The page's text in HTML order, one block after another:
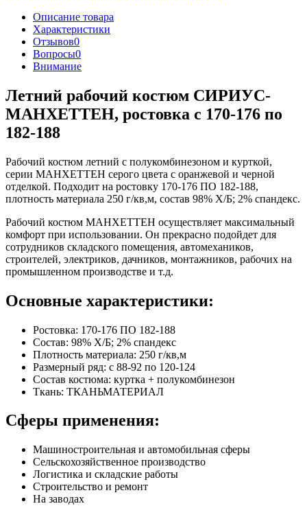
Описание товара
Характеристики
Отзывов0
Вопросы0
Внимание
Летний рабочий костюм СИРИУС-
МАНХЕТТЕН, ростовка с 170-176 по
182-188
Рабочий костюм летний с полукомбинезоном и курткой,
серии МАНХЕТТЕН серого цвета с оранжевой и черной
отделкой. Подходит на ростовку 170-176 ПО 182-188,
плотность материала 250 г/кв,м, состав 98% Х/Б; 2% спандекс.
Рабочий костюм МАНХЕТТЕН осуществляет максимальный
комфорт при использовании. Он прекрасно подойдет для
сотрудников складского помещения, автомехаников,
строителей, электриков, дачников, монтажников, рабочих на
промышленном производстве и т.д.
Основные характеристики:
Ростовка: 170-176 ПО 182-188
Состав: 98% Х/Б; 2% спандекс
Плотность материала: 250 г/кв,м
Размерный ряд: с 88-92 по 120-124
Состав костюма: куртка + полукомбинезон
Ткань: ТКАНЬМАТЕРИАЛ
Сферы применения:
Машиностроительная и автомобильная сферы
Сельскохозяйственное производство
Логистика и складские работы
Строительство и ремонт
На заводах